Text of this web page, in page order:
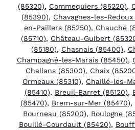
(85320), Commequiers (85220),
(85390), Chavagnes-les-
en-Paillers (85250), Chauché
(85710), Château-Guibert
(85180), Chasnais (85400),
Champagné-les-Marais (85450),
Challans (85300), Chaix
Ormeaux (85310), Chaillé-les-
(85410), Breuil-Barret (85120),
(85470), Brem-sur-Mer (85470),
Bourneau (85200), Boulogne
Bouillé-Courdault (85420),